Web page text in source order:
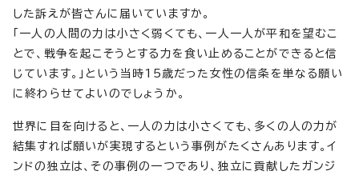
した訴えが皆さんに届いていますか。
「一人の人間の力は小さく弱くても、一人一人が平和を望むこ
とで、戦争を起こそうとする力を食い止めることができると信
じています。」という当時15歳だった女性の信条を単なる願い
に終わらせてよいのでしょうか。
世界に目を向けると、一人の力は小さくても、多くの人の力が
結集すれば願いが実現するという事例がたくさんあります。イ
ンドの独立は、その事例の一つであり、独立に貢献したガンジ